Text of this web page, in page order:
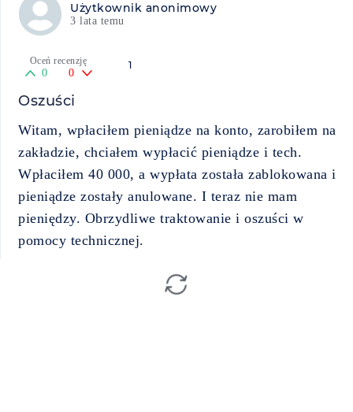
Użytkownik anonimowy
3 lata temu
1
Oceń recenzję
0 0
Oszuści
Witam, wpłaciłem pieniądze na konto, zarobiłem na
zakładzie, chciałem wypłacić pieniądze i tech.
Wpłaciłem 40 000, a wypłata została zablokowana i
pieniądze zostały anulowane. I teraz nie mam
pieniędzy. Obrzydliwe traktowanie i oszuści w
pomocy technicznej.